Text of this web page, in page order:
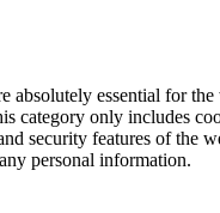
absolutely essential for
category only includes
security features of the
personal information.